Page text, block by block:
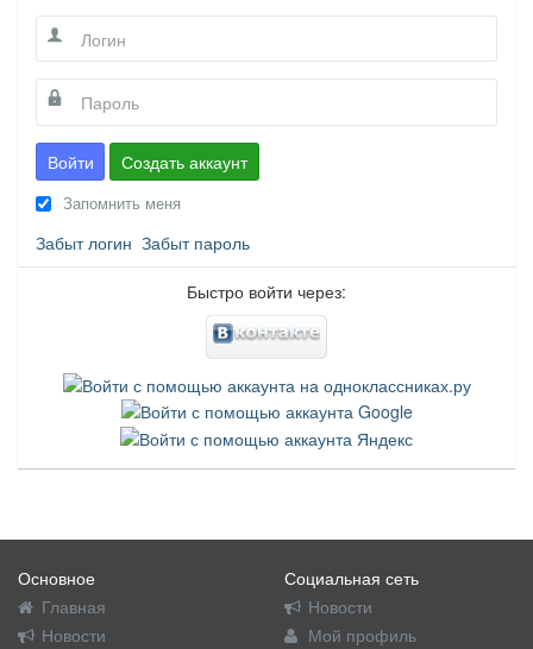
Войти Создать аккаунт
Запомнить меня
Забыт логин Забыт пароль
Быстро войти через:
Основное
Главная
Новости
Социальная сеть
Новости
Мой профиль